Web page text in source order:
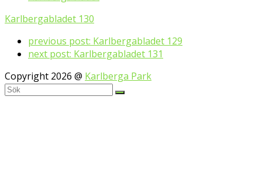
Karlbergabladet 130
previous post: Karlbergabladet 129
next post: Karlbergabladet 131
Copyright 2026 @ Karlberga Park